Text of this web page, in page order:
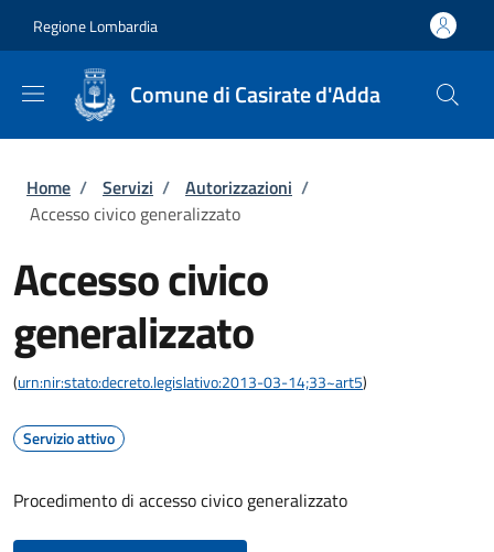
Regione Lombardia
Comune di Casirate d'Adda
Briciole di pane
Home / Servizi / Autorizzazioni /
Accesso civico generalizzato
Accesso civico
generalizzato
(urn:nir:stato:decreto.legislativo:2013-03-14;33~art5)
Servizio attivo
Procedimento di accesso civico generalizzato